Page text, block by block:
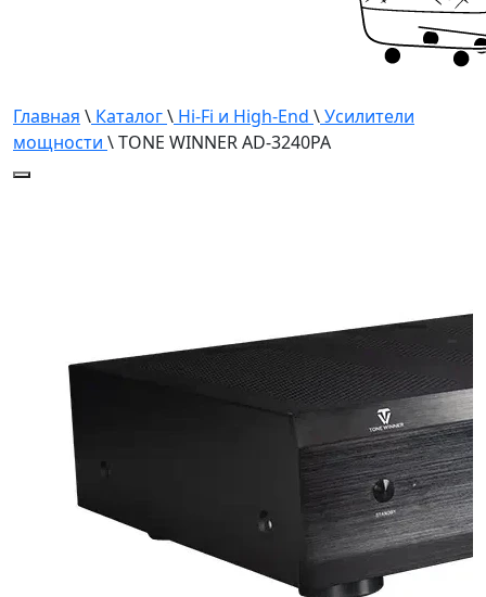
Главная \ Каталог\ Hi-Fi и High-End \Усилители
мощности \ TONE WINNER AD-3240PA